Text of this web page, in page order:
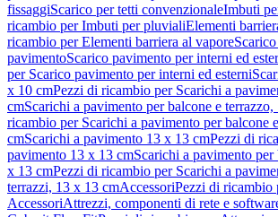
fissaggiScarico per tetti convenzionaleImbuti
ricambio per Imbuti per pluvialiElementi
ricambio per Elementi barriera al vapore
pavimentoScarico pavimento per interni ed
per Scarico pavimento per interni ed esterni
x 10 cmPezzi di ricambio per Scarichi a
cmScarichi a pavimento per balcone e
ricambio per Scarichi a pavimento per balcone
cmScarichi a pavimento 13 x 13 cmPezzi di
pavimento 13 x 13 cmScarichi a pavimento
x 13 cmPezzi di ricambio per Scarichi a
terrazzi, 13 x 13 cmAccessoriPezzi di ricambio
AccessoriAttrezzi, componenti di rete e